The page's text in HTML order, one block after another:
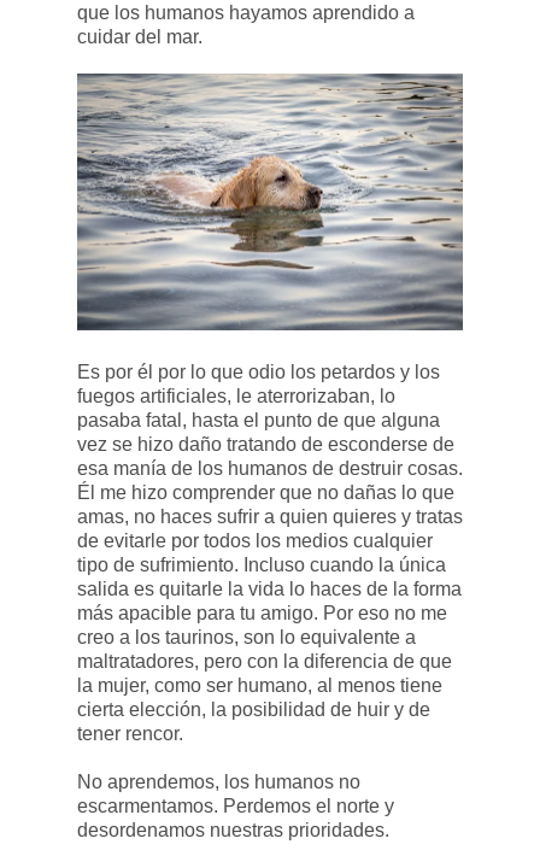
que los humanos hayamos aprendido a
cuidar del mar.
Es por él por lo que odio los petardos y los
fuegos artificiales, le aterrorizaban, lo
pasaba fatal, hasta el punto de que alguna
vez se hizo daño tratando de esconderse de
esa manía de los humanos de destruir cosas.
Él me hizo comprender que no dañas lo que
amas, no haces sufrir a quien quieres y tratas
de evitarle por todos los medios cualquier
tipo de sufrimiento. Incluso cuando la única
salida es quitarle la vida lo haces de la forma
más apacible para tu amigo. Por eso no me
creo a los taurinos, son lo equivalente a
maltratadores, pero con la diferencia de que
la mujer, como ser humano, al menos tiene
cierta elección, la posibilidad de huir y de
tener rencor.
No aprendemos, los humanos no
escarmentamos. Perdemos el norte y
desordenamos nuestras prioridades.